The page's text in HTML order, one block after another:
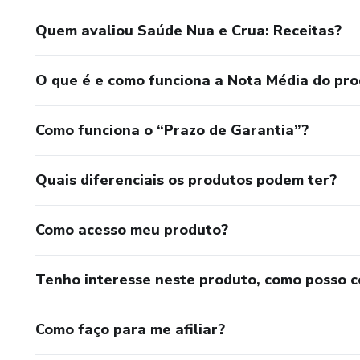
Quem avaliou Saúde Nua e Crua: Receitas?
O que é e como funciona a Nota Média do
Como funciona o “Prazo de Garantia”?
Quais diferenciais os produtos podem ter?
Como acesso meu produto?
Tenho interesse neste produto, como posso
Como faço para me afiliar?